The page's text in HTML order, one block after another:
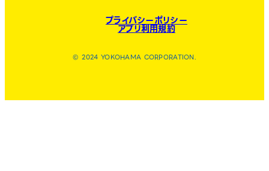
プライバシーポリシー
アプリ利用規約
© 2024 YOKOHAMA CORPORATION.